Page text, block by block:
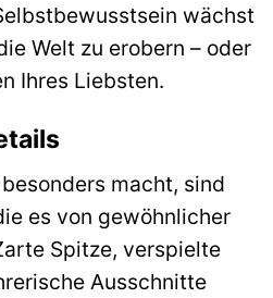
wächst
Welt zu erobern – oder
Ihres Liebsten.
macht, sind
es von gewöhnlicher
Spitze, verspielte
Ausschnitte